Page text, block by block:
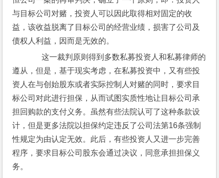
与目标公司对赌，投资人可以因此取得相对固定的收
益，该收益脱离了目标公司的经营业绩，损害了公司及
债权人利益，因而是无效的。
这一裁判原则得到多数私募投资人和私募律师的
遵从，但是，基于现实考虑，在私募投资中，又有些投
资人在与创始股东或者实际控制人对赌的同时，要求目
标公司对此进行担保，从而试图实质性地让目标公司承
担回购款的支付义务。虽然有些法院认可了这种条款设
计，但是更多法院以担保约定违反了公司法第16条强制
性规定为由认定无效。此后，有些投资人又进一步完善
程序，要求目标公司股东会通过决议，同意承担担保义
务。